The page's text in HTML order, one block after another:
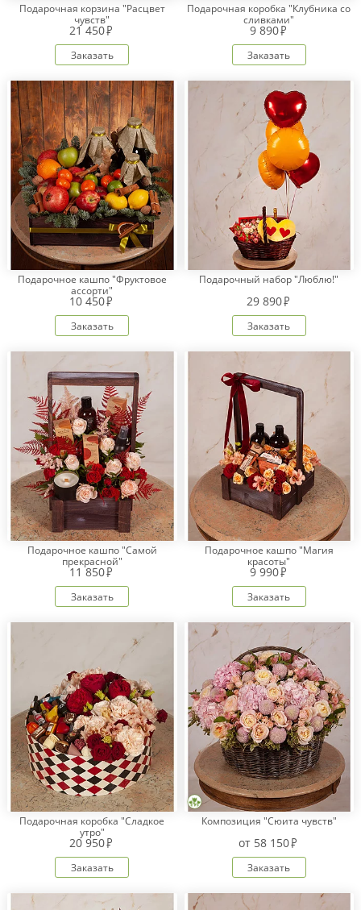
Подарочная корзина "Расцвет
чувств"
21 450
Заказать
Подарочная коробка "Клубника со
сливками"
9 890
Заказать
Подарочное кашпо "Фруктовое
ассорти"
10 450
Заказать
Подарочный набор "Люблю!"
29 890
Заказать
Подарочное кашпо "Самой
прекрасной"
11 850
Заказать
Подарочное кашпо "Магия
красоты"
9 990
Заказать
Подарочная коробка "Сладкое
утро"
20 950
Заказать
Композиция "Сюита чувств"
от 58 150
Заказать